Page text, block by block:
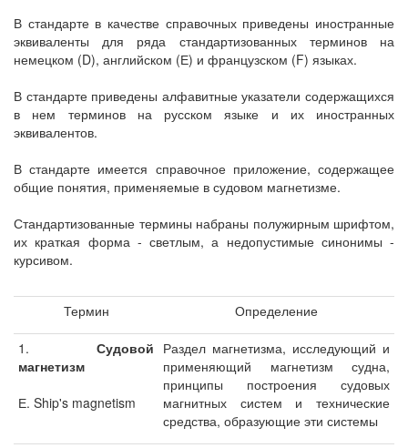
В стандарте в качестве справочных приведены иностранные
эквиваленты для ряда стандартизованных терминов на
немецком (D), английском (Е) и французском (F) языках.
В стандарте приведены алфавитные указатели содержащихся
в нем терминов на русском языке и их иностранных
эквивалентов.
В стандарте имеется справочное приложение, содержащее
общие понятия, применяемые в судовом магнетизме.
Стандартизованные термины набраны полужирным шрифтом,
их краткая форма - светлым, а недопустимые синонимы -
курсивом.
Термин Определение
1. Судовой
магнетизм
Е. Ship's magnetism
Раздел магнетизма, исследующий и
применяющий магнетизм судна,
принципы построения судовых
магнитных систем и технические
средства, образующие эти системы